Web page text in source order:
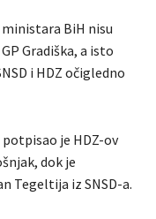
BiH nisu
Gradiška, a isto
i HDZ očigledno
je HDZ-ov
dok je
Tegeltija iz SNSD-a.